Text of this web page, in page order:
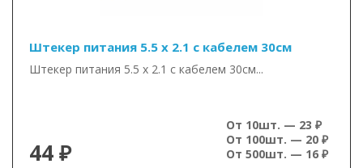
Штекер питания 5.5 х 2.1 с кабелем 30см
Штекер питания 5.5 х 2.1 с кабелем 30см...
44 ₽
От 10шт. — 23 ₽
От 100шт. — 20 ₽
От 500шт. — 16 ₽